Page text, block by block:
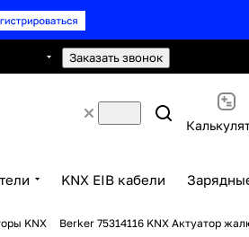
Заказать звонок
KNX EIB кабели
KNX Berker 75314116 KNX Актуатор